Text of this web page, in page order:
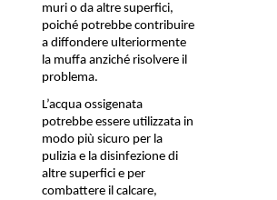
muri o da altre superfici,
poiché potrebbe contribuire
a diffondere ulteriormente
la muffa anziché risolvere il
problema.
L’acqua ossigenata
potrebbe essere utilizzata in
modo più sicuro per la
pulizia e la disinfezione di
altre superfici e per
combattere il calcare,